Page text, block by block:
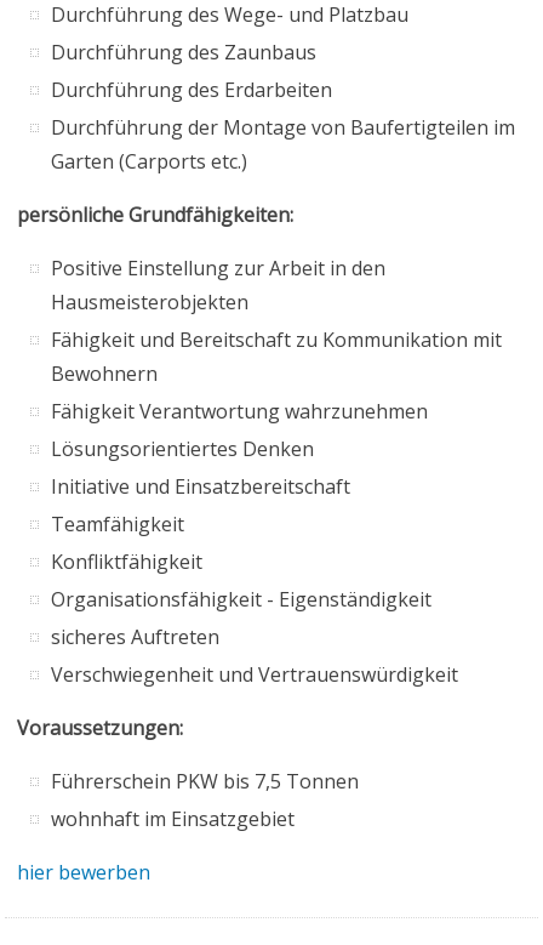
Durchführung des Wege- und Platzbau
Durchführung des Zaunbaus
Durchführung des Erdarbeiten
Durchführung der Montage von Baufertigteilen im
Garten (Carports etc.)
persönliche Grundfähigkeiten:
Positive Einstellung zur Arbeit in den
Hausmeisterobjekten
Fähigkeit und Bereitschaft zu Kommunikation mit
Bewohnern
Fähigkeit Verantwortung wahrzunehmen
Lösungsorientiertes Denken
Initiative und Einsatzbereitschaft
Teamfähigkeit
Konfliktfähigkeit
Organisationsfähigkeit - Eigenständigkeit
sicheres Auftreten
Verschwiegenheit und Vertrauenswürdigkeit
Voraussetzungen:
Führerschein PKW bis 7,5 Tonnen
wohnhaft im Einsatzgebiet
hier bewerben